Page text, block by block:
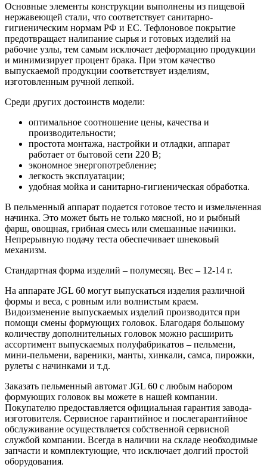
Основные элементы конструкции выполнены из пищевой
нержавеющей стали, что соответствует санитарно-
гигиеническим нормам РФ и ЕС. Тефлоновое покрытие
предотвращает налипание сырья и готовых изделий на
рабочие узлы, тем самым исключает деформацию продукции
и минимизирует процент брака. При этом качество
выпускаемой продукции соответствует изделиям,
изготовленным ручной лепкой.
Среди других достоинств модели:
оптимальное соотношение цены, качества и
производительности;
простота монтажа, настройки и отладки, аппарат
работает от бытовой сети 220 В;
экономное энергопотребление;
легкость эксплуатации;
удобная мойка и санитарно-гигиеническая обработка.
В пельменный аппарат подается готовое тесто и измельченная
начинка. Это может быть не только мясной, но и рыбный
фарш, овощная, грибная смесь или смешанные начинки.
Непрерывную подачу теста обеспечивает шнековый
механизм.
Стандартная форма изделий – полумесяц. Вес – 12-14 г.
На аппарате JGL 60 могут выпускаться изделия различной
формы и веса, с ровным или волнистым краем.
Видоизменение выпускаемых изделий производится при
помощи смены формующих головок. Благодаря большому
количеству дополнительных головок можно расширить
ассортимент выпускаемых полуфабрикатов – пельмени,
мини-пельмени, вареники, манты, хинкали, самса, пирожки,
рулеты с начинками и т.д.
Заказать пельменный автомат JGL 60 с любым набором
формующих головок вы можете в нашей компании.
Покупателю предоставляется официальная гарантия завода-
изготовителя. Сервисное гарантийное и послегарантийное
обслуживание осуществляется собственной сервисной
службой компании. Всегда в наличии на складе необходимые
запчасти и комплектующие, что исключает долгий простой
оборудования.